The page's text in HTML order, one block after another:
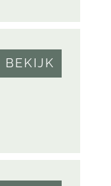
BEKIJK